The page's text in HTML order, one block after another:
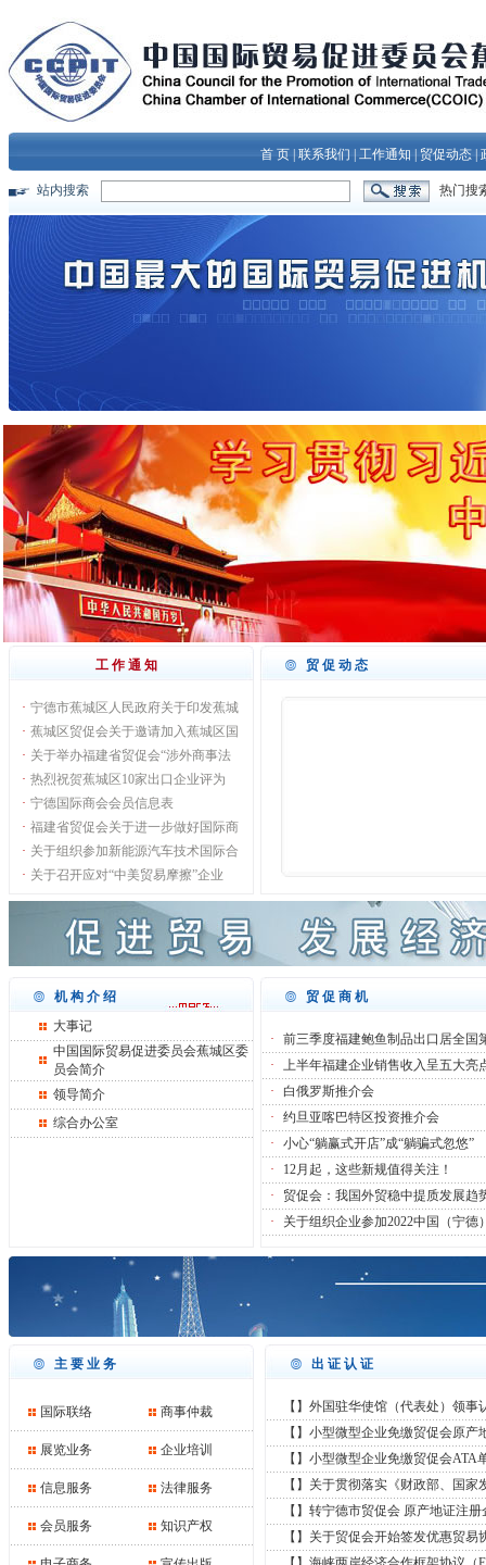
首 页 联系我们 工作通知 贸促动态
站内搜索 热门搜
工作通知
· 宁德市蕉城区人民政府关于印发蕉城
· 蕉城区贸促会关于邀请加入蕉城区国
· 关于举办福建省贸促会“涉外商事法
· 热烈祝贺蕉城区10家出口企业评为
· 宁德国际商会会员信息表
· 福建省贸促会关于进一步做好国际商
· 关于组织参加新能源汽车技术国际合
· 关于召开应对“中美贸易摩擦”企业
贸促动态
机构介绍
大事记
中国国际贸易促进委员会蕉城区委
员会简介
领导简介
综合办公室
贸促商机
·
前三季度福建鲍鱼制品出口居全国
·
上半年福建企业销售收入呈五大亮
·
白俄罗斯推介会
·
约旦亚喀巴特区投资推介会
·
小心“躺赢式开店”成“躺骗式忽悠”
·
12月起，这些新规值得关注！
·
贸促会：我国外贸稳中提质发展趋
·
关于组织企业参加2022中国（宁德
主要业务
国际联络 商事仲裁
展览业务 企业培训
信息服务 法律服务
会员服务 知识产权
出证认证
【】外国驻华使馆（代表处）领事
【】小型微型企业免缴贸促会原产
【】小型微型企业免缴贸促会ATA
【】关于贯彻落实《财政部、国
【】转宁德市贸促会 原产地证注
【】关于贸促会开始签发优惠贸易